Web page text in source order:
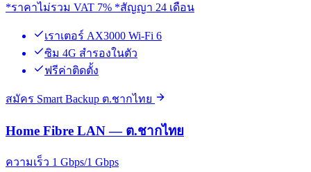
*ราคาไม่รวม VAT 7% *สัญญา 24 เดือน
เราเตอร์ AX3000 Wi-Fi 6
ซิม 4G สำรองในตัว
ฟรีค่าติดตั้ง
สมัคร Smart Backup ต.ชากไทย
Home Fibre LAN — ต.ชากไทย
ความเร็ว 1 Gbps/1 Gbps